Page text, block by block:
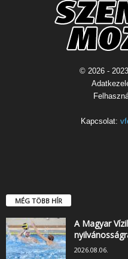
© 2026 -
Kapcsolat:
MÉG TÖBB HÍR
A Magyar
2026.08.06.